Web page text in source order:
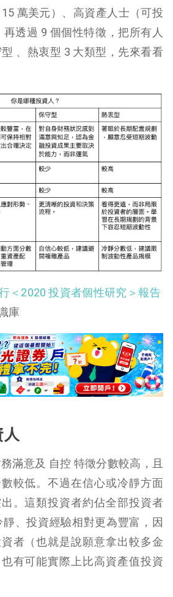
萬美元）、高資產人士（可投
透過 9 個個性特徵，把所有人
、熱衷型 3 大類型，先來看看
＜2020 投資者個性研究＞報告
庫
滿意及 自控 特徵分數較高，且
較低。不過在信心或冷靜方面
。這類投資者約佔全部投資者
靜、投資經驗相對更為豐富，因
者（也就是說願意拿出較多金
有可能實際上比高資產值投資